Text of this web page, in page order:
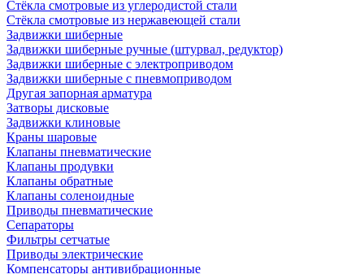
Стёкла смотровые из углеродистой стали
Стёкла смотровые из нержавеющей стали
Задвижки шиберные
Задвижки шиберные ручные (штурвал, редуктор)
Задвижки шиберные с электроприводом
Задвижки шиберные с пневмоприводом
Другая запорная арматура
Затворы дисковые
Задвижки клиновые
Краны шаровые
Клапаны пневматические
Клапаны продувки
Клапаны обратные
Клапаны соленоидные
Приводы пневматические
Сепараторы
Фильтры сетчатые
Приводы электрические
Компенсаторы антивибрационные